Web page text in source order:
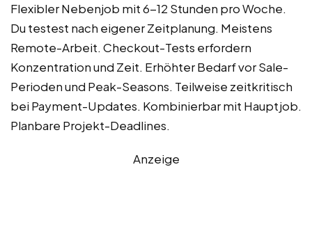
Flexibler Nebenjob mit 6-12 Stunden pro Woche.
Du testest nach eigener Zeitplanung. Meistens
Remote-Arbeit. Checkout-Tests erfordern
Konzentration und Zeit. Erhöhter Bedarf vor Sale-
Perioden und Peak-Seasons. Teilweise zeitkritisch
bei Payment-Updates. Kombinierbar mit Hauptjob.
Planbare Projekt-Deadlines.
Anzeige